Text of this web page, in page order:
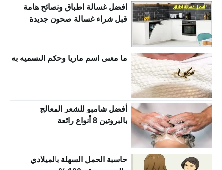
افضل غسالة اطباق ونصائح هامة
قبل شراء غسالة صحون جديدة
ما معنى اسم ماريا وحكم التسمية به
أفضل شامبو للشعر المعالج
بالبروتين 8 أنواع رائعة
حاسبة الحمل السهلة بالميلادي